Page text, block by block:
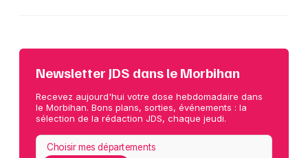
Newsletter JDS dans le Morbihan
Recevez aujourd'hui votre dose hebdomadaire dans
le Morbihan. Bons plans, sorties, événements : la
sélection de la rédaction JDS, chaque jeudi.
Choisir mes départements